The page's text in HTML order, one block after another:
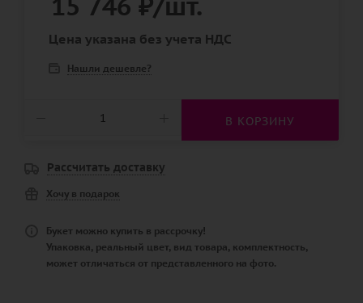
Цена указана без учета НДС
Нашли дешевле?
В КОРЗИНУ
Рассчитать доставку
Хочу в подарок
Букет можно купить в рассрочку!
Упаковка, реальный цвет, вид товара, комплектность,
может отличаться от представленного на фото.